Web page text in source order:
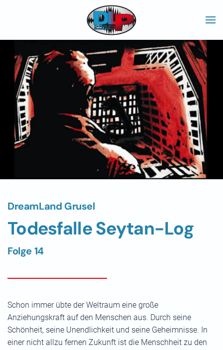
Skip to main content
DreamLand Grusel
Todesfalle Seytan-Log
Folge 14
Schon immer übte der Weltraum eine große
Anziehungskraft auf den Menschen aus. Durch seine
Schönheit, seine Unendlichkeit und seine Geheimnisse. In
einer nicht allzu fernen Zukunft ist die Menschheit zu den